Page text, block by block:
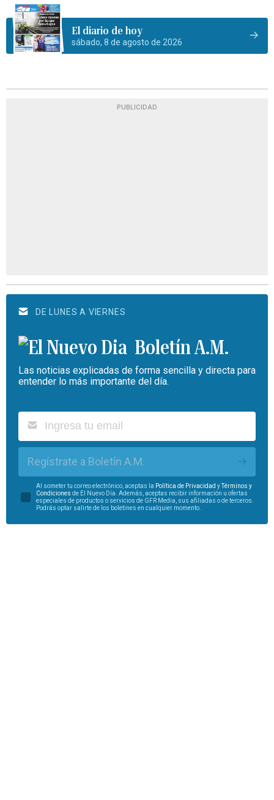
El diario de hoy
sábado, 8 de agosto de 2026
PUBLICIDAD
DE LUNES A VIERNES
Boletín A.M.
Las noticias explicadas de forma sencilla y directa para
entender lo más importante del día.
Regístrate a Boletín A.M.
Al someter tu correo electrónico, aceptas la Política de Privacidad yTérminos y
Condiciones de El Nuevo Día. Además, aceptas recibir información u ofertas
especiales de productos o servicios de GFR Media, sus afiliadas o de terceros.
Podrás optar salirte de los boletines en cualquier momento.